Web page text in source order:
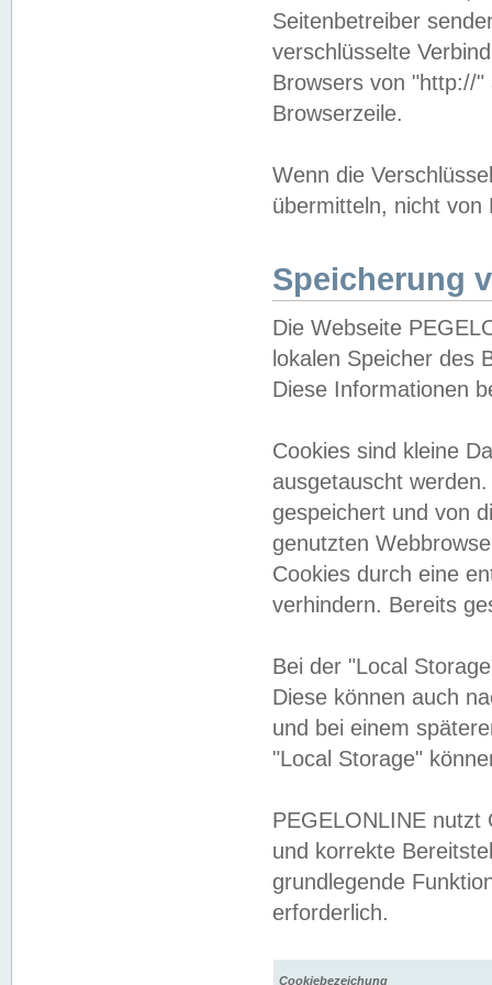
Seitenbetreiber
verschlüsselte
Browsers von "http://
Browserzeile.
Wenn die
übermitteln, nicht von
Speicherung
Die Webseite
lokalen Speicher des
Diese Informationen
Cookies sind kleine
ausgetauscht
gespeichert und von
genutzten
Cookies durch eine
verhindern. Bereits
Bei der "Local
Diese können auch
und bei einem
"Local Storage"
PEGELONLINE nutzt
und korrekte
grundlegende
erforderlich.
Cookiebezeichung